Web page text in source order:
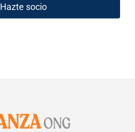
Hazte socio